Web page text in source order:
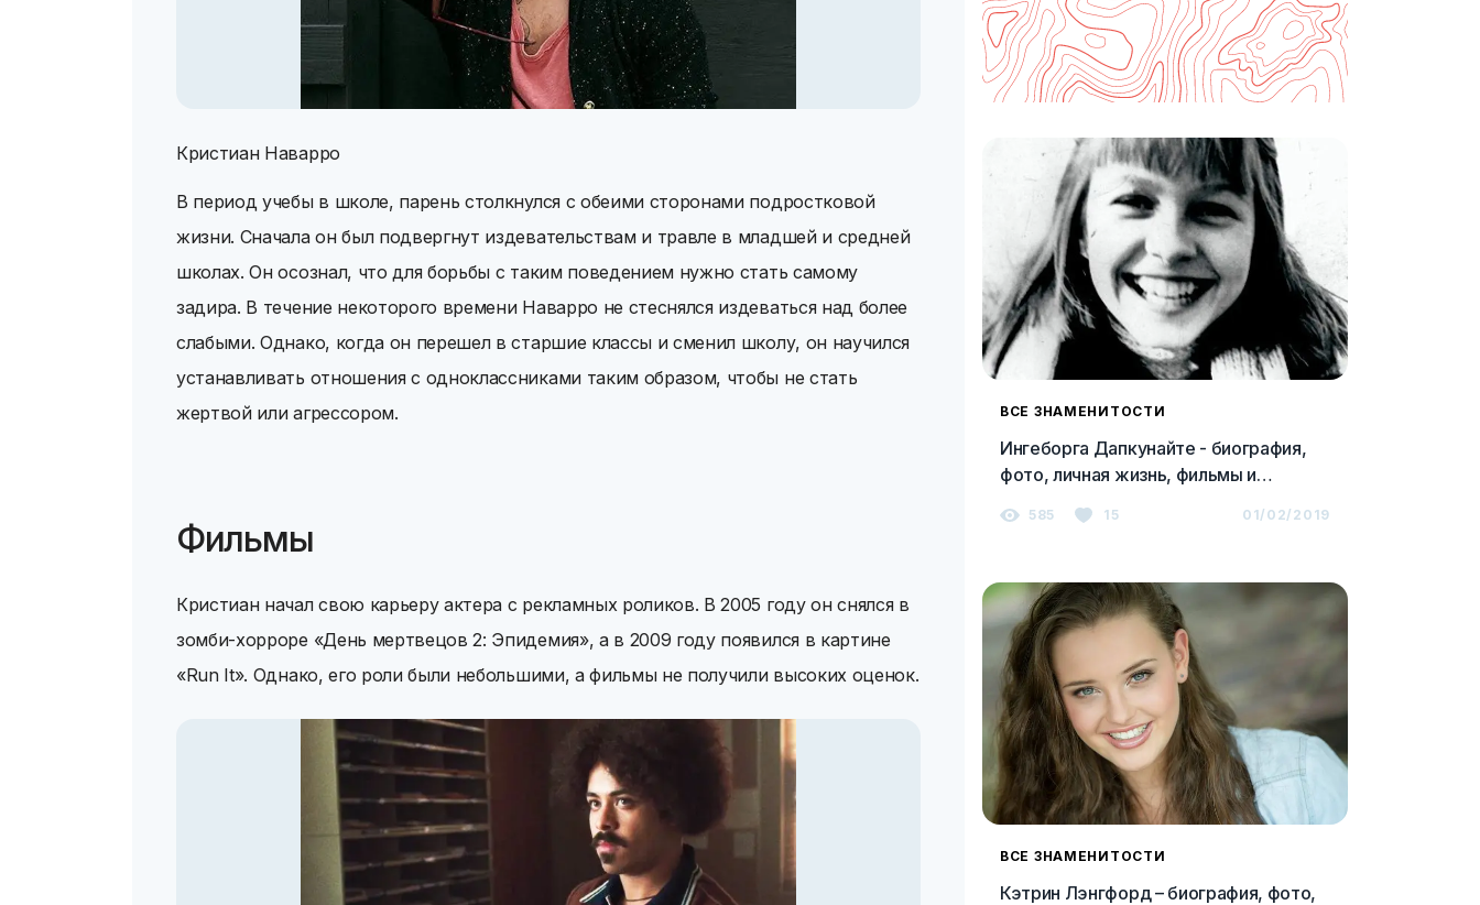
Кристиан Наварро
В период учебы в школе, парень столкнулся с обеими сторонами подростковой
жизни. Сначала он был подвергнут издевательствам и травле в младшей и средней
школах. Он осознал, что для борьбы с таким поведением нужно стать самому
задира. В течение некоторого времени Наварро не стеснялся издеваться над более
слабыми. Однако, когда он перешел в старшие классы и сменил школу, он научился
устанавливать отношения с одноклассниками таким образом, чтобы не стать
жертвой или агрессором.
Фильмы
Кристиан начал свою карьеру актера с рекламных роликов. В 2005 году он снялся в
зомби-хорроре «День мертвецов 2: Эпидемия», а в 2009 году появился в картине
«Run It». Однако, его роли были небольшими, а фильмы не получили высоких оценок.
ВСЕ ЗНАМЕНИТОСТИ
Ингеборга Дапкунайте - биография,
фото, личная жизнь, фильмы и
585 15 01/02/2019
ВСЕ ЗНАМЕНИТОСТИ
Кэтрин Лэнгфорд – биография, фото,